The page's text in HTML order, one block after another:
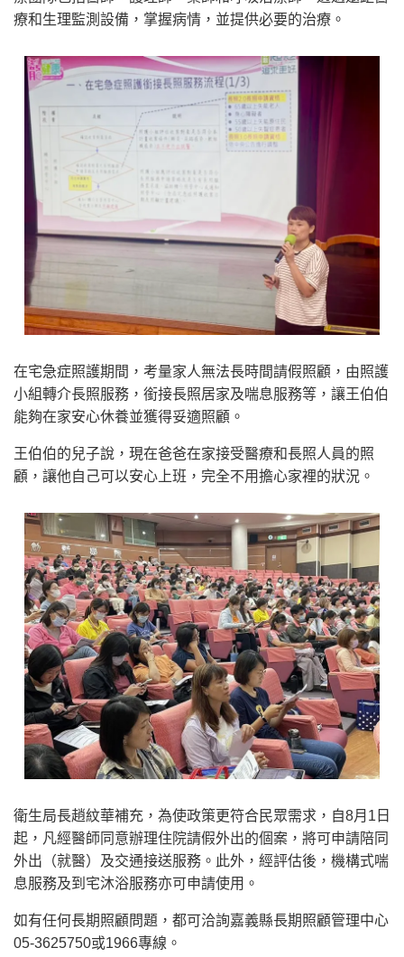
療和生理監測設備，掌握病情，並提供必要的治療。
在宅急症照護期間，考量家人無法長時間請假照顧，由照護
小組轉介長照服務，銜接長照居家及喘息服務等，讓王伯伯
能夠在家安心休養並獲得妥適照顧。
王伯伯的兒子說，現在爸爸在家接受醫療和長照人員的照
顧，讓他自己可以安心上班，完全不用擔心家裡的狀況。
衛生局長趙紋華補充，為使政策更符合民眾需求，自8月1日
起，凡經醫師同意辦理住院請假外出的個案，將可申請陪同
外出（就醫）及交通接送服務。此外，經評估後，機構式喘
息服務及到宅沐浴服務亦可申請使用。
如有任何長期照顧問題，都可洽詢嘉義縣長期照顧管理中心
05-3625750或1966專線。